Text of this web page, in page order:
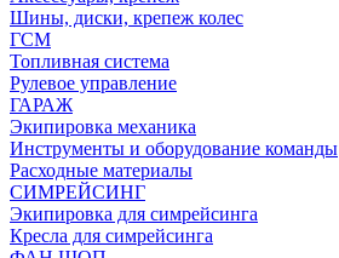
Шины, диски, крепеж колес
ГСМ
Топливная система
Рулевое управление
ГАРАЖ
Экипировка механика
Инструменты и оборудование команды
Расходные материалы
СИМРЕЙСИНГ
Экипировка для симрейсинга
Кресла для симрейсинга